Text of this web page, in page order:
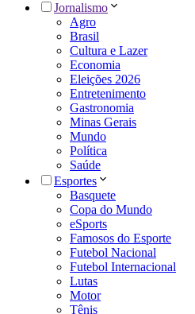
Jornalismo
Agro
Brasil
Cultura e Lazer
Economia
Eleições 2026
Entretenimento
Gastronomia
Minas Gerais
Mundo
Política
Saúde
Esportes
Basquete
Copa do Mundo
eSports
Famosos do Esporte
Futebol Nacional
Futebol Internacional
Lutas
Motor
Tênis